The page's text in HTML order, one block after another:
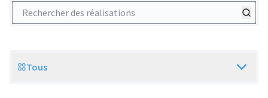
Rechercher des réalisations
Scope
Tous